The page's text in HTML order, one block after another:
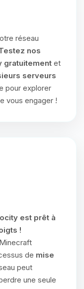
réseau
nos
gratuitement et
serveurs
pour explorer
vous engager !
est prêt à
!
de mise
peut
une seule